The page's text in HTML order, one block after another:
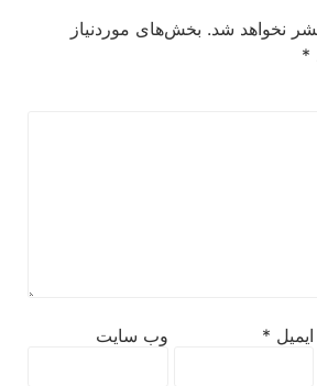
نخواهد شد. بخش‌های موردنیاز
*
ایمیل * وب‌ سایت